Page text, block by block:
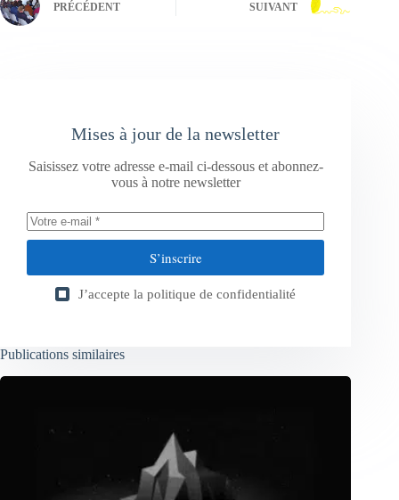
PRÉCÉDENT SUIVANT
Mises à jour de la newsletter
Saisissez votre adresse e-mail ci-dessous et abonnez-
vous à notre newsletter
S’inscrire
J’accepte la politique de confidentialité
Publications similaires